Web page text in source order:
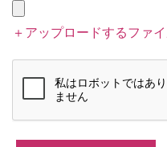
＋アップロードするファ